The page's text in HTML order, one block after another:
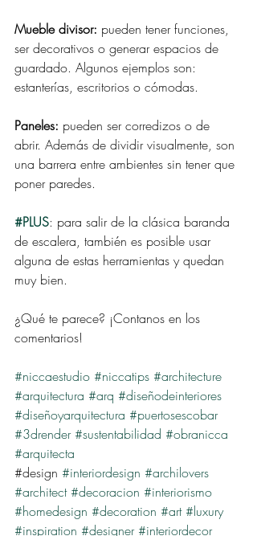
Mueble divisor: pueden tener funciones,
ser decorativos o generar espacios de
guardado. Algunos ejemplos son:
estanterías, escritorios o cómodas.
Paneles: pueden ser corredizos o de
abrir. Además de dividir visualmente, son
una barrera entre ambientes sin tener que
poner paredes.
#PLUS: para salir de la clásica baranda
de escalera, también es posible usar
alguna de estas herramientas y quedan
muy bien.
¿Qué te parece? ¡Contanos en los
comentarios!
#niccaestudio #niccatips #architecture
#arquitectura #arq #diseñodeinteriores
#diseñoyarquitectura #puertosescobar
#3drender #sustentabilidad #obranicca
#arquitecta
​#design #interiordesign #archilovers
#architect #decoracion #interiorismo
#homedesign #decoration #art #luxury
#inspiration #designer #interiordecor